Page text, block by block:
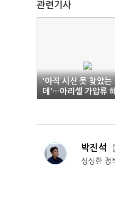
관련기사
'아직 시신 못 찾았는
데'…아리셀 가압류 해
제에 유해 수습 난항
박진석
싱싱한 정